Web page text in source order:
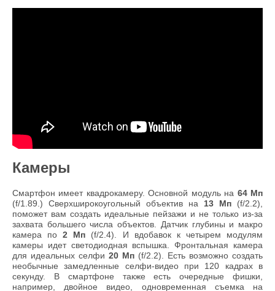
Камеры
Смартфон имеет квадрокамеру. Основной модуль на 64 Мп
(f/1.89.) Cверхширокоугольный объектив на 13 Мп (f/2.2),
поможет вам создать идеальные пейзажи и не только из-за
захвата большего числа объектов. Датчик глубины и макро
камера по2 Мп (f/2.4). И вдобавок к четырем модулям
камеры идет светодиодная вспышка. Фронтальная камера
для идеальных селфи 20 Мп (f/2.2). Есть возможно создать
необычные замедленные селфи-видео при 120 кадрах в
секунду. В смартфоне также есть очередные фишки,
например, двойное видео, одновременная съемка на